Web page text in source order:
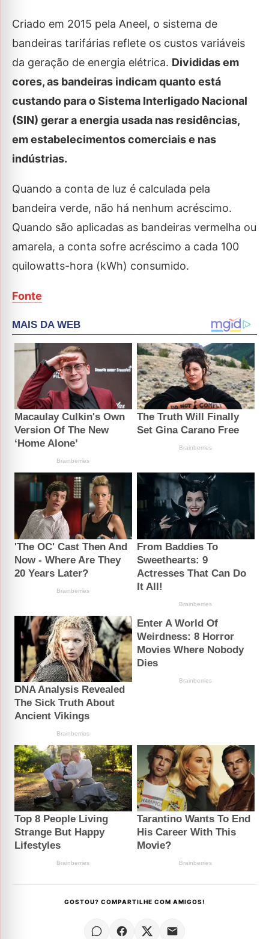
Criado em 2015 pela Aneel, o sistema de
bandeiras tarifárias reflete os custos variáveis
da geração de energia elétrica. Divididas em
cores, as bandeiras indicam quanto está
custando para o Sistema Interligado Nacional
(SIN) gerar a energia usada nas residências,
em estabelecimentos comerciais e nas
indústrias.
Quando a conta de luz é calculada pela
bandeira verde, não há nenhum acréscimo.
Quando são aplicadas as bandeiras vermelha ou
amarela, a conta sofre acréscimo a cada 100
quilowatts-hora (kWh) consumido.
Fonte
GOSTOU? COMPARTILHE COM AMIGOS!